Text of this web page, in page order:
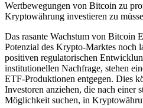
Wertbewegungen von Bitcoin zu
Kryptowährung investieren zu
Das rasante Wachstum von Bitcoin
Potenzial des Krypto-Marktes noch
positiven regulatorischen
institutionellen Nachfrage, stehen
ETF-Produktionen entgegen. Dies
Investoren anziehen, die nach einer
Möglichkeit suchen, in